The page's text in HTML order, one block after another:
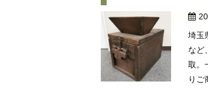
埼玉
など
取。
りご